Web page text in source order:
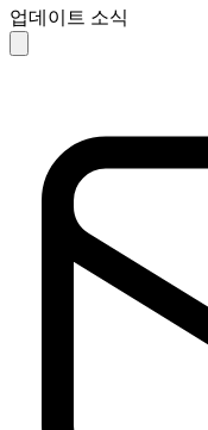
업데이트 소식